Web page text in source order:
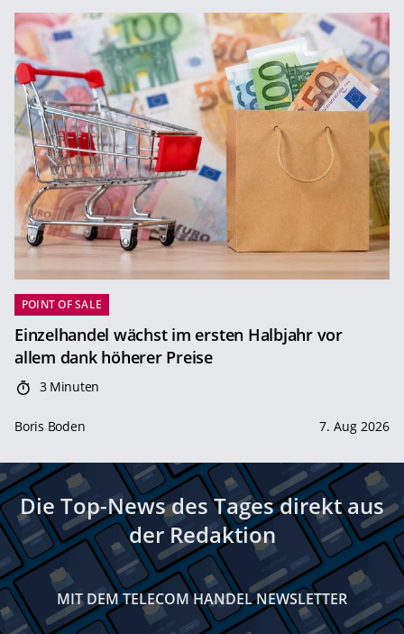
POINT OF SALE
Einzelhandel wächst im ersten Halbjahr vor
allem dank höherer Preise
3 Minuten
Boris Boden 7. Aug 2026
Die Top-News des Tages direkt aus
der Redaktion
MIT DEM TELECOM HANDEL NEWSLETTER